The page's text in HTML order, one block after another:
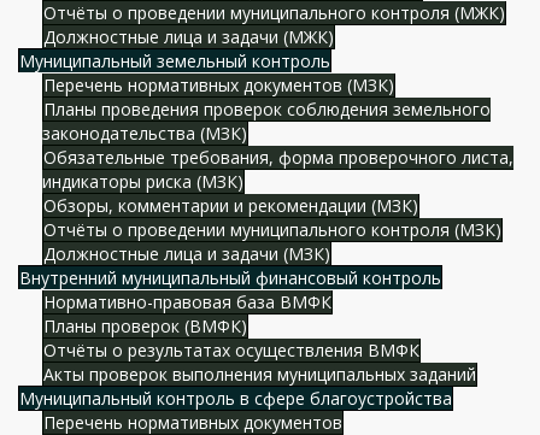
Отчёты о проведении муниципального контроля (МЖК)
Должностные лица и задачи (МЖК)
Муниципальный земельный контроль
Перечень нормативных документов (МЗК)
Планы проведения проверок соблюдения земельного
законодательства (МЗК)
Обязательные требования, форма проверочного листа,
индикаторы риска (МЗК)
Обзоры, комментарии и рекомендации (МЗК)
Отчёты о проведении муниципального контроля (МЗК)
Должностные лица и задачи (МЗК)
Внутренний муниципальный финансовый контроль
Нормативно-правовая база ВМФК
Планы проверок (ВМФК)
Отчёты о результатах осуществления ВМФК
Акты проверок выполнения муниципальных заданий
Муниципальный контроль в сфере благоустройства
Перечень нормативных документов